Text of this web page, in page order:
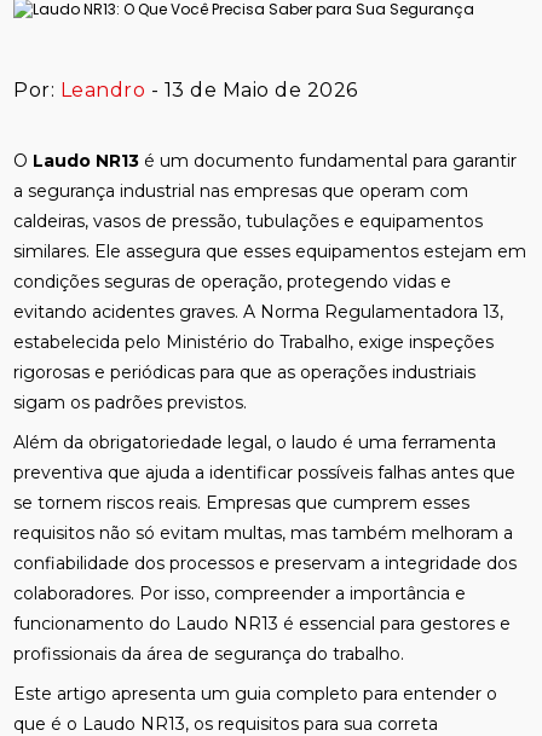
Por: Leandro - 13 de Maio de 2026
O Laudo NR13 é um documento fundamental para garantir
a segurança industrial nas empresas que operam com
caldeiras, vasos de pressão, tubulações e equipamentos
similares. Ele assegura que esses equipamentos estejam em
condições seguras de operação, protegendo vidas e
evitando acidentes graves. A Norma Regulamentadora 13,
estabelecida pelo Ministério do Trabalho, exige inspeções
rigorosas e periódicas para que as operações industriais
sigam os padrões previstos.
Além da obrigatoriedade legal, o laudo é uma ferramenta
preventiva que ajuda a identificar possíveis falhas antes que
se tornem riscos reais. Empresas que cumprem esses
requisitos não só evitam multas, mas também melhoram a
confiabilidade dos processos e preservam a integridade dos
colaboradores. Por isso, compreender a importância e
funcionamento do Laudo NR13 é essencial para gestores e
profissionais da área de segurança do trabalho.
Este artigo apresenta um guia completo para entender o
que é o Laudo NR13, os requisitos para sua correta